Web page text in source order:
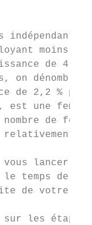
moins
de 4,2
dénombre
de 2,2 %
une femme.
de
relativement
vous lancer
le temps de
de votre
sur les